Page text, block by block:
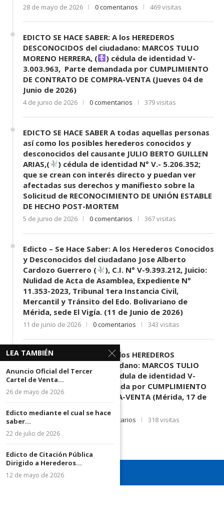
28 de mayo de 2026 0 comentarios 469 visitas
EDICTO SE HACE SABER: A los HEREDEROS
DESCONOCIDOS del ciudadano: MARCOS TULIO
MORENO HERRERA, (
) cédula de identidad V-
3.003.963, Parte demandada por CUMPLIMIENTO
DE CONTRATO DE COMPRA-VENTA (Jueves 04 de
Junio de 2026)
4 de junio de 2026 0 comentarios 379 visitas
EDICTO SE HACE SABER A todas aquellas personas
así como los posibles herederos conocidos y
desconocidos del causante JULIO BERTO GUILLEN
ARIAS,(
) cédula de identidad N° V.- 5.206.352;
que se crean con interés directo y puedan ver
afectadas sus derechos y manifiesto sobre la
Solicitud de RECONOCIMIENTO DE UNIÓN ESTABLE
DE HECHO POST-MORTEM
5 de junio de 2026 0 comentarios 367 visitas
Edicto – Se Hace Saber: A los Herederos Conocidos
y Desconocidos del ciudadano Jose Alberto
Cardozo Guerrero (
), C.I. N° V-9.393.212, Juicio:
Nulidad de Acta de Asamblea, Expediente N°
11.353-2023, Tribunal 1era Instancia Civil,
Mercantil y Tránsito del Edo. Bolivariano de
Mérida, sede El Vigía. (11 de Junio de 2026)
11 de junio de 2026 0 comentarios 343 visitas
EDICTO SE HACE SABER: A los HEREDEROS
DESCONOCIDOS del ciudadano: MARCOS TULIO
MORENO HERRERA, (
) cédula de identidad V-
3.003.963, Parte demandada por CUMPLIMIENTO
DE CONTRATO DE COMPRA-VENTA (Mérida, 17 de
17 de junio de 2026 0 comentarios 318 visitas
LEA TAMBIÉN
Anuncio Oficial del Tercer
Cartel de Venta...
26 de mayo de 2026
Edicto mediante el cual se hace
saber...
22 de julio de 2026
Edicto de Citación Pública
Dirigido a Herederos...
12 de mayo de 2026